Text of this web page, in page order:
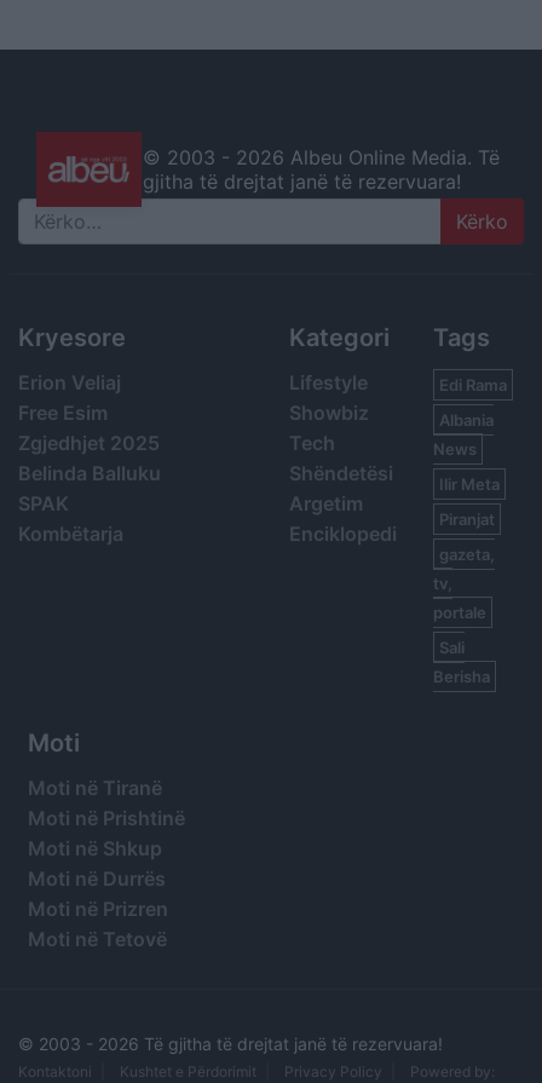
© 2003 - 2026 Albeu Online Media. Të
gjitha të drejtat janë të rezervuara!
Search
Kryesore
Erion Veliaj
Free Esim
Zgjedhjet 2025
Belinda Balluku
SPAK
Kombëtarja
Kategori
Lifestyle
Showbiz
Tech
Shëndetësi
Argetim
Enciklopedi
Tags
Edi Rama
Albania
News
Ilir Meta
Piranjat
gazeta,
tv,
portale
Sali
Berisha
Moti
Moti në Tiranë
Moti në Prishtinë
Moti në Shkup
Moti në Durrës
Moti në Prizren
Moti në Tetovë
© 2003 - 2026 Të gjitha të drejtat janë të rezervuara!
Kontaktoni Kushtet e Përdorimit Privacy Policy Powered by: